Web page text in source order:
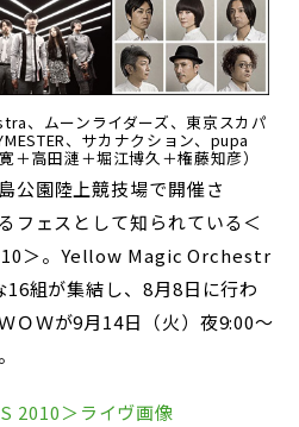
、ムーンライダーズ、東京スカパ
、サカナクション、pupa
＋高田漣＋堀江博久＋権藤知彦）
公園陸上競技場で開催さ
フェスとして知られている＜
＞。Yellow Magic Orchestr
組が集結し、8月8日に行わ
ＯＷが9月14日（火）夜9:00～
2010＞ライヴ画像